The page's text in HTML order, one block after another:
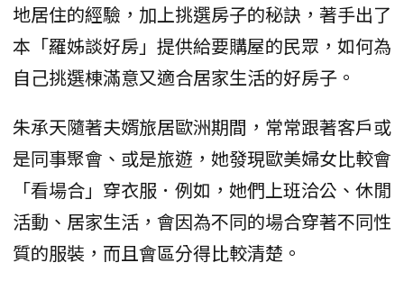
地居住的經驗，加上挑選房子的秘訣，著手出了
本「羅姊談好房」提供給要購屋的民眾，如何為
自己挑選棟滿意又適合居家生活的好房子。
朱承天隨著夫婿旅居歐洲期間，常常跟著客戶或
是同事聚會、或是旅遊，她發現歐美婦女比較會
「看場合」穿衣服．例如，她們上班洽公、休閒
活動、居家生活，會因為不同的場合穿著不同性
質的服裝，而且會區分得比較清楚。